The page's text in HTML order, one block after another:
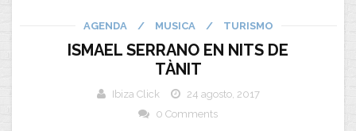
AGENDA / MUSICA / TURISMO
ISMAEL SERRANO EN NITS DE
TÀNIT
Ibiza Click
24 agosto, 2017
0 Comments